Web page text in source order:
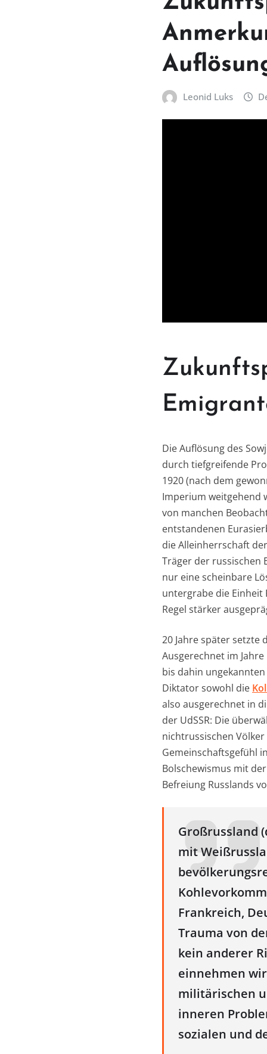
Leonid Luks
Die Auflösung des
durch tiefgreifende
1920 (nach dem
Imperium weitgehend
von manchen
entstandenen
die Alleinherrschaft
Träger der russischen
nur eine scheinbare
untergrabe die Einheit
Regel stärker
20 Jahre später
Ausgerechnet im
bis dahin
Diktator sowohl die
also ausgerechnet in
der UdSSR: Die
nichtrussischen
Gemeinschaftsgefühl
Bolschewismus mit
Befreiung Russlands
Großrussland
mit
Frankreich,
Trauma von
kein anderer
einnehmen
militärischen
inneren
sozialen und